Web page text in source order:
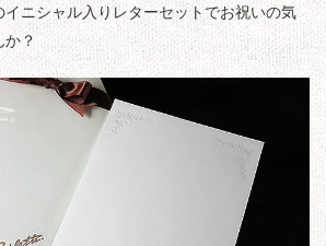
ニシャル入りレターセットでお祝いの気
？